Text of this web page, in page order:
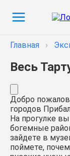
Главная ›
Весь
Добро
городов
На прогулке
богемные
зайдете в
поймете,